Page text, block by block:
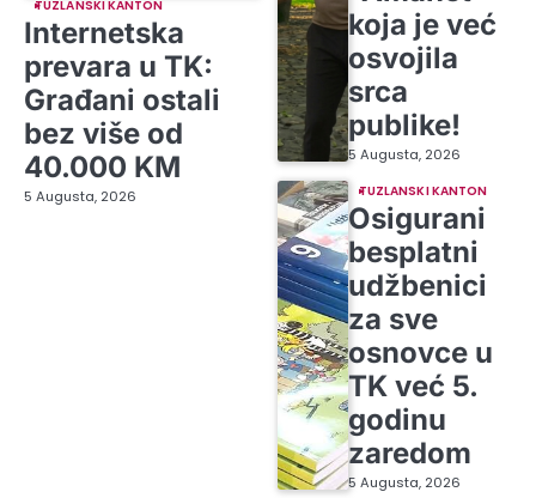
TUZLANSKI KANTON
Internetska
prevara u TK:
Građani ostali
bez više od
40.000 KM
5 Augusta, 2026
koja je već
osvojila
srca
publike!
5 Augusta, 2026
TUZLANSKI KANTON
Osigurani
besplatni
udžbenici
za sve
osnovce u
TK već 5.
godinu
zaredom
5 Augusta, 2026